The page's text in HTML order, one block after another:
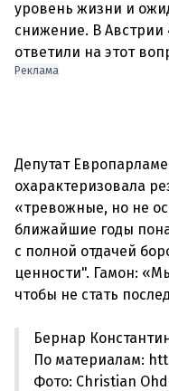
уровень жизни и
снижение. В
Реклама
Депутат
охарактеризовала
«тревожные, но не
ближайшие годы
с полной отдачей
ценности". Гамон:
Бернар
По материалам:
Фото: Christian